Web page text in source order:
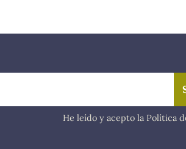
He leído y acepto la Política